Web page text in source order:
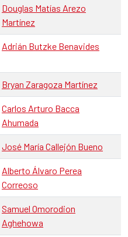
Douglas Matías Arezo
Martínez
Adrián Butzke Benavides
Bryan Zaragoza Martínez
Carlos Arturo Bacca
Ahumada
José María Callejón Bueno
Alberto Álvaro Perea
Correoso
Samuel Omorodion
Aghehowa